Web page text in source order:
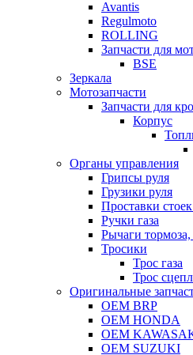
Avantis
Regulmoto
ROLLING
Запчасти для
BSE
Зеркала
Мотозапчасти
Запчасти для
Корпус
Органы управления
Грипсы руля
Грузики руля
Проставки
Ручки газа
Рычаги
Тросики
Трос газа
Трос
Оригинальные
OEM BRP
OEM HONDA
OEM
OEM SUZUKI